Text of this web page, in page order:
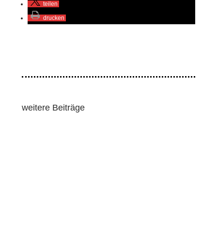
teilen
drucken
weitere Beiträge